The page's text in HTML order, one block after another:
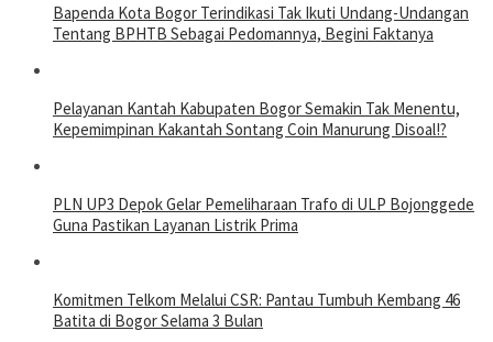
Bapenda Kota Bogor Terindikasi Tak Ikuti Undang-Undangan
Tentang BPHTB Sebagai Pedomannya, Begini Faktanya
Pelayanan Kantah Kabupaten Bogor Semakin Tak Menentu,
Kepemimpinan Kakantah Sontang Coin Manurung Disoal!?
PLN UP3 Depok Gelar Pemeliharaan Trafo di ULP Bojonggede
Guna Pastikan Layanan Listrik Prima
Komitmen Telkom Melalui CSR: Pantau Tumbuh Kembang 46
Batita di Bogor Selama 3 Bulan